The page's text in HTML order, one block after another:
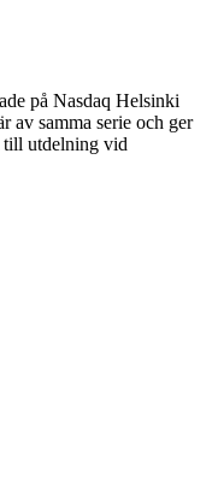
på Nasdaq Helsinki
samma serie och ger
till utdelning vid